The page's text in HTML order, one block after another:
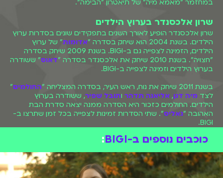
במחזמר "מאמא מיה" של תיאטרון "הבימה".
שרון אלכסנדר בערוץ הילדים
שרון אלכסנדר הופיע לאורך השנים בתפקידים שונים בסדרות ערוץ
הילדים. בשנת 2004 הוא שיחק בסדרה "
אדומות" של ערוץ
הילדים, הזמינה לצפייה גם ב-BIGI. בשנת 2009 שיחק בסדרה
"חצויה". בשנת 2010 שיחק את אלכסנדר בסדרה "
דאוס" ששודרה
בערוץ הילדים וזמינה לצפייה ב-BIGI.
בשנת 2011 שיחק את נוח, ראש העיר, בסדרה המצליחה "
החולמים"
לצד מיה דגן, אליאנה תדהר ותובל שפיר, ששודרה בערוץ
הילדים. החולמים כזכור היא הסדרה ממנה יצאה סדרת הבת
האהובה "גאליס". שתי הסדרות זמינות לצפייה בכל זמן שתרצו ב-
BIGI.
כוכבים נוספים ב-BIGI :